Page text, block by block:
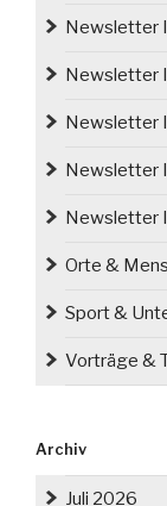
Newsletter
Newsletter
Newsletter
Newsletter
Newsletter
Orte &
Sport &
Vorträge &
Archiv
Juli 2026